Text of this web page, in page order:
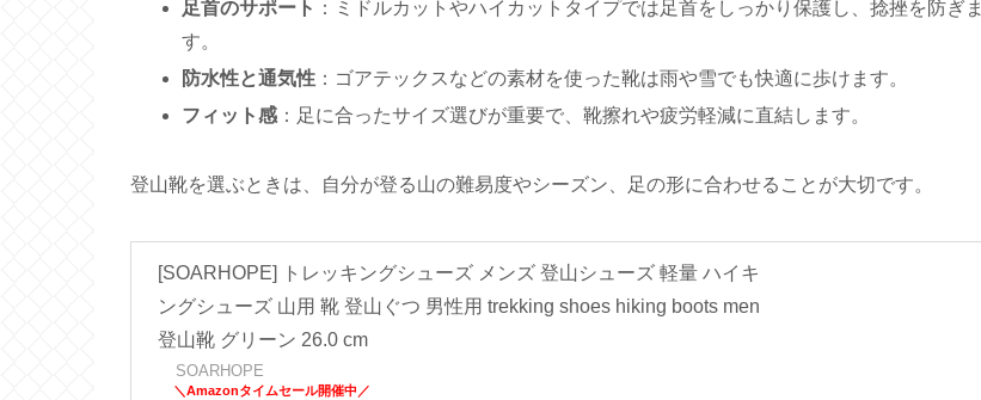
足首のサポート ：ミドルカットやハイカットタイプでは足首をしっかり保護し、捻挫を防ぎま
す。
防水性と通気性 ：ゴアテックスなどの素材を使った靴は雨や雪でも快適に歩けます。
フィット感 ：足に合ったサイズ選びが重要で、靴擦れや疲労軽減に直結します。
登山靴を選ぶときは、自分が登る山の難易度やシーズン、足の形に合わせることが大切です。
[SOARHOPE] トレッキングシューズ メンズ 登山シューズ 軽量 ハイキ
ングシューズ 山用 靴 登山ぐつ 男性用 trekking shoes hiking boots men
登山靴 グリーン 26.0 cm
SOARHOPE